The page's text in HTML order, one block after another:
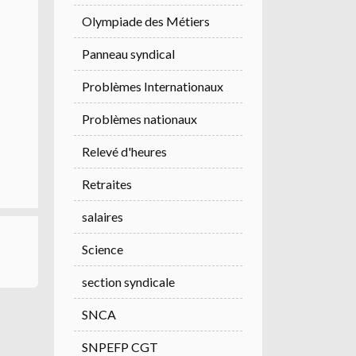
Olympiade des Métiers
Panneau syndical
Problèmes Internationaux
Problèmes nationaux
Relevé d'heures
Retraites
salaires
Science
section syndicale
SNCA
SNPEFP CGT